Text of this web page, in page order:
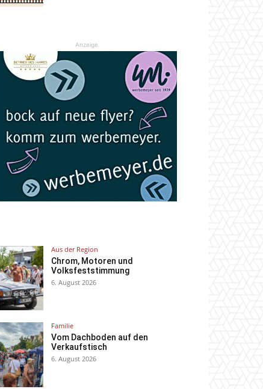
Anzeige
Aus der Region
Chrom, Motoren und
Volksfeststimmung
6. August 2026
Familie
Vom Dachboden auf den
Verkaufstisch
6. August 2026